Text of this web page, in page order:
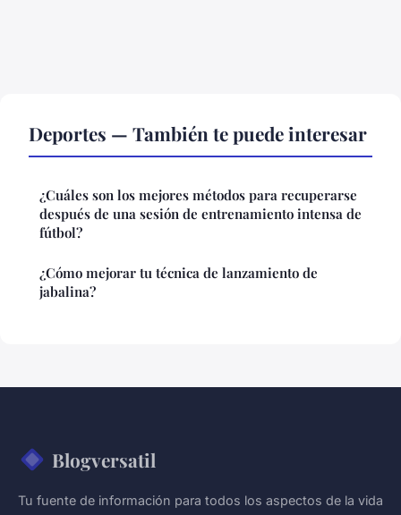
Deportes — También te puede interesar
¿Cuáles son los mejores métodos para recuperarse
después de una sesión de entrenamiento intensa de
fútbol?
¿Cómo mejorar tu técnica de lanzamiento de
jabalina?
Blogversatil
Tu fuente de información para todos los aspectos de la vida